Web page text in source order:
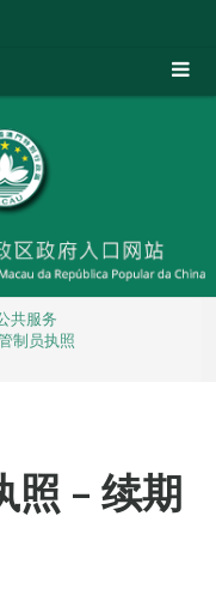
共服务
制员执照
照 – 续期